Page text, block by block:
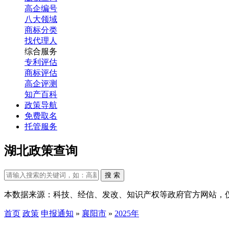
高企编号
八大领域
商标分类
找代理人
综合服务
专利评估
商标评估
高企评测
知产百科
政策导航
免费取名
托管服务
湖北政策查询
搜 索
本数据来源：科技、经信、发改、知识产权等政府官方网站，
首页 政策 申报通知 » 襄阳市 » 2025年